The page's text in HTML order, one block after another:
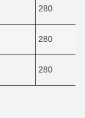
280
280
280